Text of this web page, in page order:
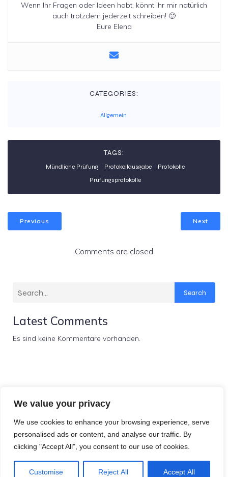
We value your privacy
We use cookies to enhance your browsing experience, serve
personalised ads or content, and analyse our traffic. By
clicking "Accept All", you consent to our use of cookies.
Customise Reject All Accept All
Wenn Ihr Fragen oder Ideen habt, könnt ihr mir natürlich
auch trotzdem jederzeit schreiben! 🙂
Eure Elena
CATEGORIES:
Allgemein
TAGS:
Mündliche Prüfung Protokollausgabe
Protokolle
Prüfungsprotokolle
Previous Next
Comments are closed
Search
Latest Comments
Es sind keine Kommentare vorhanden.
e. V.
Impressum
© 2026 . Created for free using WordPress andKubio